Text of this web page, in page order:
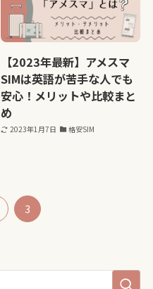
【2023年最新】アメスマ
SIMは英語が苦手な人でも
安心！メリットや比較まと
め
2023年1月7日 格安SIM
3